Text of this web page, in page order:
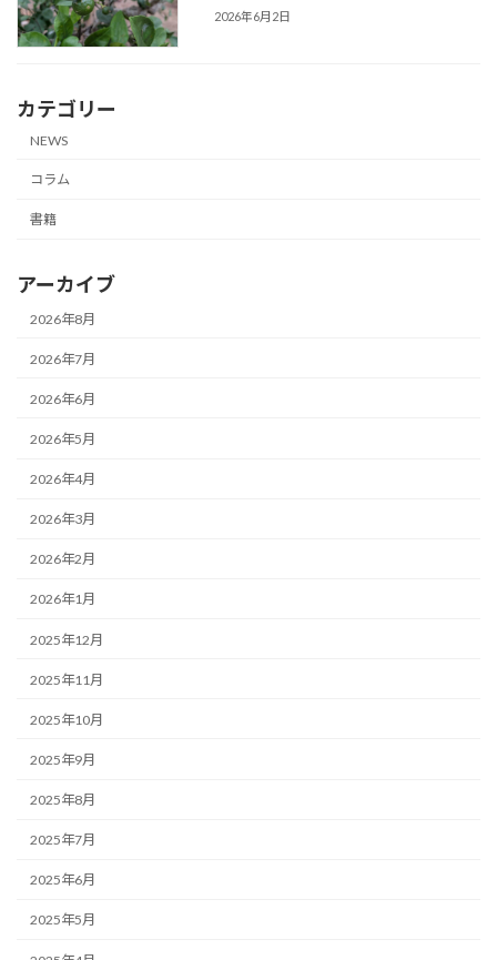
2026年6月2日
カテゴリー
NEWS
コラム
書籍
アーカイブ
2026年8月
2026年7月
2026年6月
2026年5月
2026年4月
2026年3月
2026年2月
2026年1月
2025年12月
2025年11月
2025年10月
2025年9月
2025年8月
2025年7月
2025年6月
2025年5月